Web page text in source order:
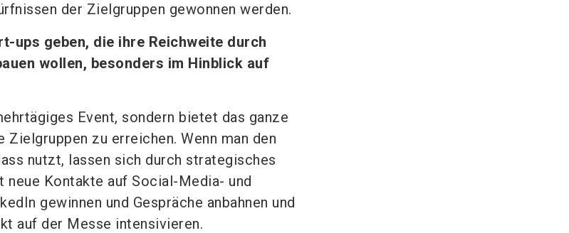
der Zielgruppen gewonnen werden.
ups geben, die ihre Reichweite durch
wollen, besonders im Hinblick auf
Event, sondern bietet das ganze
zu erreichen. Wenn man den
nutzt, lassen sich durch strategisches
Kontakte auf Social-Media- und
gewinnen und Gespräche anbahnen und
auf der Messe intensivieren.